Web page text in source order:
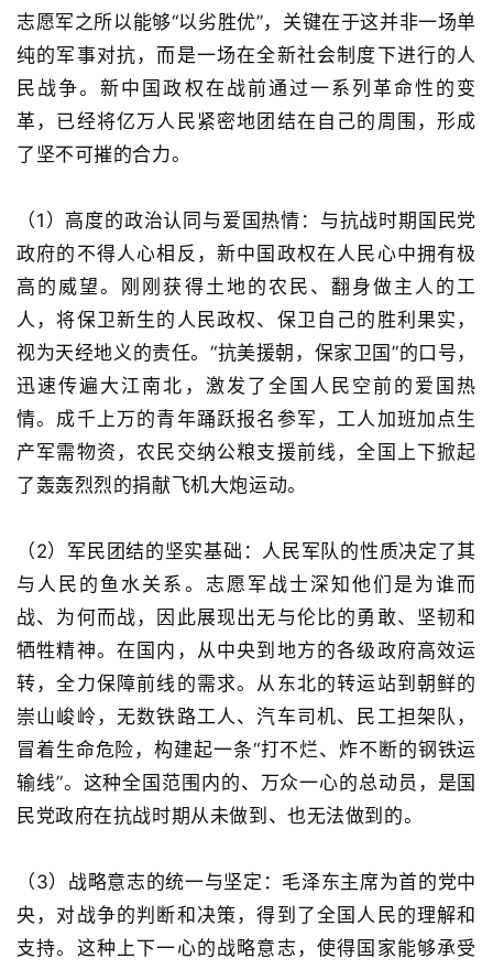
列
表
快
讯
多
页
面
志愿军之所以能够“以劣胜优”，关键在于这并非一场单
纯的军事对抗，而是一场在全新社会制度下进行的人
民战争。新中国政权在战前通过一系列革命性的变
革，已经将亿万人民紧密地团结在自己的周围，形成
了坚不可摧的合力。
（1） 高度的政治认同与爱国热情 ：与抗战时期国民党
政府的不得人心相反，新中国政权在人民心中拥有极
高的威望。刚刚获得土地的农民、翻身做主人的工
人，将保卫新生的人民政权、保卫自己的胜利果实，
视为天经地义的责任。“抗美援朝，保家卫国”的口号，
迅速传遍大江南北，激发了全国人民空前的爱国热
情。成千上万的青年踊跃报名参军，工人加班加点生
产军需物资，农民交纳公粮支援前线，全国上下掀起
了轰轰烈烈的捐献飞机大炮运动。
（2） 军民团结的坚实基础 ：人民军队的性质决定了其
与人民的鱼水关系。志愿军战士深知他们是为谁而
战、为何而战，因此展现出无与伦比的勇敢、坚韧和
牺牲精神。在国内，从中央到地方的各级政府高效运
转，全力保障前线的需求。从东北的转运站到朝鲜的
崇山峻岭，无数铁路工人、汽车司机、民工担架队，
冒着生命危险，构建起一条“打不烂、炸不断的钢铁运
输线”。这种全国范围内的、万众一心的总动员，是国
民党政府在抗战时期从未做到、也无法做到的。
（3） 战略意志的统一与坚定 ：毛泽东主席为首的党中
央，对战争的判断和决策，得到了全国人民的理解和
支持。这种上下一心的战略意志，使得国家能够承受